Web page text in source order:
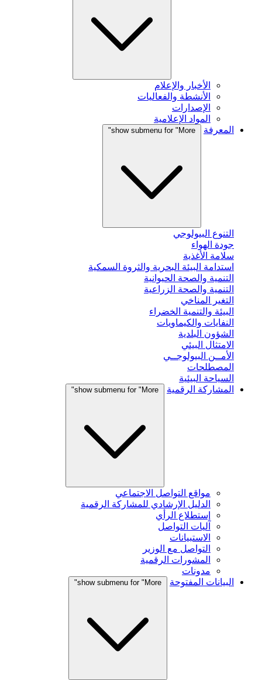
الأخبار والإعلام
الأنشطة والفعاليات
الإصدارات
المواد الإعلامية
المعرفة
show submenu for "More"
التنوع البيولوجي
جودة الهواء
سلامة الأغذية
استدامة البيئة البحرية والثروة السمكية
التنمية والصحة الحيوانية
التنمية والصحة الزراعية
التغير المناخي
البيئة والتنمية الخضراء
النفايات والكيماويات
الشؤون البلدية
الامتثال البيئي
الأمــن البيولوجــي
المصطلحات
السياحة البيئية
المشاركة الرقمية
show submenu for "More"
مواقع التواصل الاجتماعي
الدليل الإرشادي للمشاركة الرقمية
إستطلاع الرأي
آليات التواصل
الاستبيانات
التواصل مع الوزير
المشورات الرقمية
مدونات
البيانات المفتوحة
show submenu for "More"